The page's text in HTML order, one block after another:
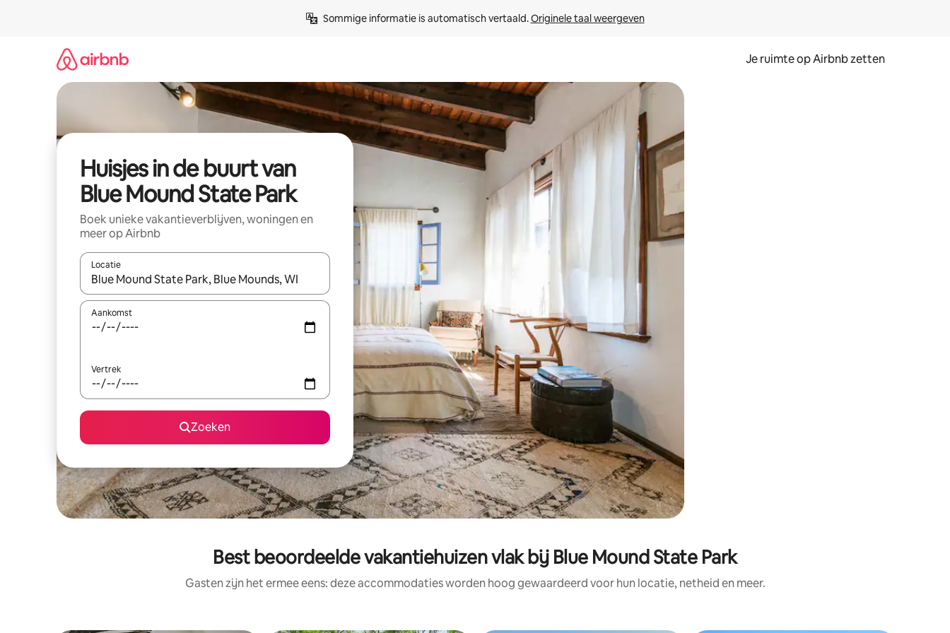
Sommige informatie is automatisch vertaald. Originele taal weergeven
Je ruimte op Airbnb zetten
Huisjes in de buurt van
Blue Mound State Park
Boek unieke vakantieverblijven, woningen en
meer op Airbnb
Locatie
Wanneer er suggesties beschikbaar zijn, maak je een keuze met je de pijltjestoetsen omhoog en omlaag, óf door te tikken of swipen.
Aankomst
Vertrek
Zoeken
Best beoordeelde vakantiehuizen vlak bij Blue Mound State Park
Gasten zijn het ermee eens: deze accommodaties worden hoog gewaardeerd voor hun locatie, netheid en meer.